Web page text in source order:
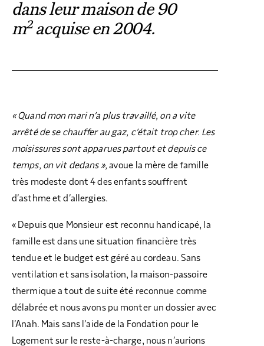
dans leur maison de 90
m2acquise en 2004.
« Quand mon mari n’a plus travaillé, on a vite
arrêté de se chauffer au gaz, c’était trop cher. Les
moisissures sont apparues partout et depuis ce
temps, on vit dedans », avoue la mère de famille
très modeste dont 4 des enfants souffrent
d’asthme et d’allergies.
« Depuis que Monsieur est reconnu handicapé, la
famille est dans une situation financière très
tendue et le budget est géré au cordeau. Sans
ventilation et sans isolation, la maison-passoire
thermique a tout de suite été reconnue comme
délabrée et nous avons pu monter un dossier avec
l’Anah. Mais sans l’aide de la Fondation pour le
Logement sur le reste-à-charge, nous n’aurions